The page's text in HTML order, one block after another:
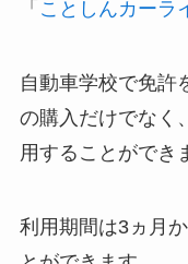
「 ことしんカーラ
自動車学校で免許
の購入だけでなく
用することができ
利用期間は3ヵ月